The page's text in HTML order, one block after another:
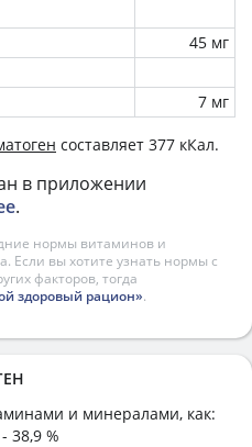
45 мг
7 мг
составляет 377 кКал.
в приложении
.
нормы витаминов и
Если вы хотите узнать нормы с
факторов, тогда
здоровый рацион».
и минералами, как:
38,9 %